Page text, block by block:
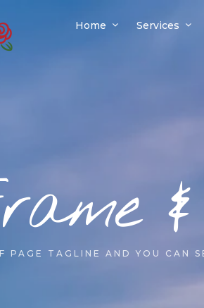
Home Services
PAGE TAGLINE AND YOU CAN